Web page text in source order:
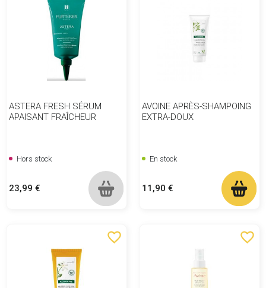
ASTERA FRESH SÉRUM
APAISANT FRAÎCHEUR
Hors stock
Prix
23,99 €
AVOINE APRÈS-SHAMPOING
EXTRA-DOUX
En stock
Prix
11,90 €
favorite_border favorite_border